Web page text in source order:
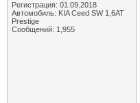
Регистрация: 01.09.2018
Автомобиль: KIA Ceed SW 1,6AT
Prestige
Сообщений: 1,955